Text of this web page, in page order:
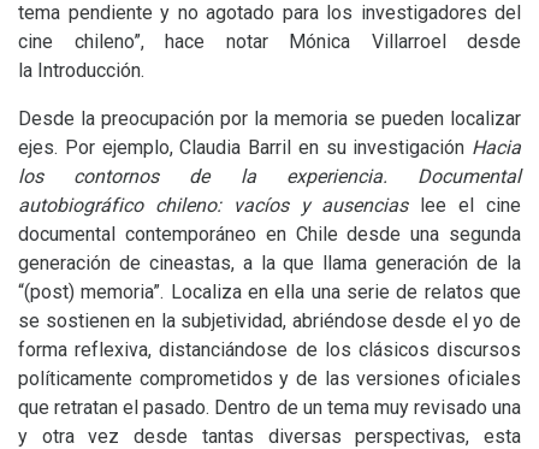
tema pendiente y no agotado para los investigadores del
cine chileno”, hace notar Mónica Villarroel desde
la Introducción.
Desde la preocupación por la memoria se pueden localizar
ejes. Por ejemplo, Claudia Barril en su investigación Hacia
los contornos de la experiencia. Documental
autobiográfico chileno: vacíos y ausenciaslee el cine
documental contemporáneo en Chile desde una segunda
generación de cineastas, a la que llama generación de la
“(post) memoria”. Localiza en ella una serie de relatos que
se sostienen en la subjetividad, abriéndose desde el yo de
forma reflexiva, distanciándose de los clásicos discursos
políticamente comprometidos y de las versiones oficiales
que retratan el pasado. Dentro de un tema muy revisado una
y otra vez desde tantas diversas perspectivas, esta